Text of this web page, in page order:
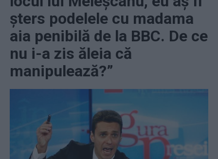
şters podelele cu madama
aia penibilă de la BBC. De ce
nu i-a zis ăleia că
manipulează?”